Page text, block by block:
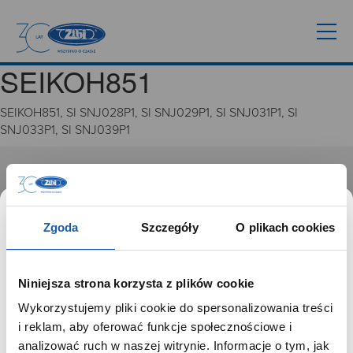
Zgoda Szczegóły O plikach cookies
Niniejsza strona korzysta z plików cookie
Wykorzystujemy pliki cookie do spersonalizowania treści
i reklam, aby oferować funkcje społecznościowe i
analizować ruch w naszej witrynie. Informacje o tym, jak
SEIKOH851
SEIKOH851, SI SNJ028P1, SI SNJ029P1, SI SNJ031P1, SI
SNJ033P1, SI SNJ039P1
GRUPA ZIBI
Misja, wizja i wartości Grupy Zibi
Ważne daty
Zgoda na ciasteczka
PRODUKTYSZANOWNY UŻYTKOWNIKU,
SZANOWNA UŻYTKOWNICZKO